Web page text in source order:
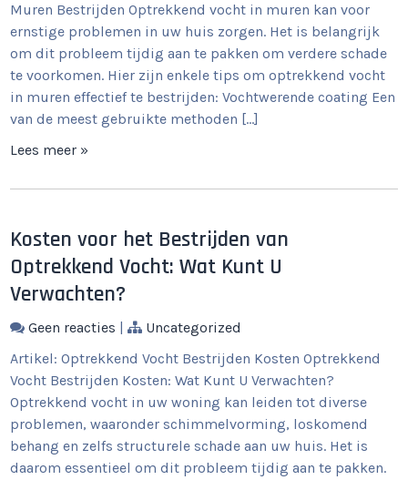
Muren Bestrijden Optrekkend vocht in muren kan voor
ernstige problemen in uw huis zorgen. Het is belangrijk
om dit probleem tijdig aan te pakken om verdere schade
te voorkomen. Hier zijn enkele tips om optrekkend vocht
in muren effectief te bestrijden: Vochtwerende coating Een
van de meest gebruikte methoden […]
Lees meer »
Kosten voor het Bestrijden van
Optrekkend Vocht: Wat Kunt U
Verwachten?
Geen reacties |
Uncategorized
Artikel: Optrekkend Vocht Bestrijden Kosten Optrekkend
Vocht Bestrijden Kosten: Wat Kunt U Verwachten?
Optrekkend vocht in uw woning kan leiden tot diverse
problemen, waaronder schimmelvorming, loskomend
behang en zelfs structurele schade aan uw huis. Het is
daarom essentieel om dit probleem tijdig aan te pakken.